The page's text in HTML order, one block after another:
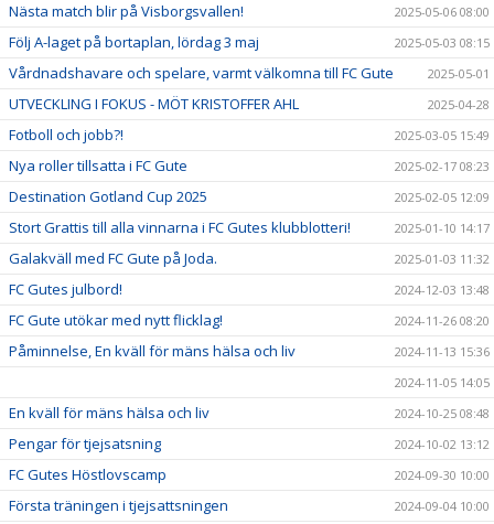
Nästa match blir på Visborgsvallen! 2025-05-06 08:00
Följ A-laget på bortaplan, lördag 3 maj 2025-05-03 08:15
Vårdnadshavare och spelare, varmt välkomna till FC Gute 2025-05-01
UTVECKLING I FOKUS - MÖT KRISTOFFER AHL 2025-04-28
Fotboll och jobb?! 2025-03-05 15:49
Nya roller tillsatta i FC Gute 2025-02-17 08:23
Destination Gotland Cup 2025 2025-02-05 12:09
Stort Grattis till alla vinnarna i FC Gutes klubblotteri! 2025-01-10 14:17
Galakväll med FC Gute på Joda. 2025-01-03 11:32
FC Gutes julbord! 2024-12-03 13:48
FC Gute utökar med nytt flicklag! 2024-11-26 08:20
Påminnelse, En kväll för mäns hälsa och liv
2024-11-13 15:36
2024-11-05 14:05
En kväll för mäns hälsa och liv 2024-10-25 08:48
Pengar för tjejsatsning 2024-10-02 13:12
FC Gutes Höstlovscamp 2024-09-30 10:00
Första träningen i tjejsattsningen 2024-09-04 10:00